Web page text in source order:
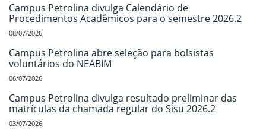
Campus Petrolina divulga Calendário de
Procedimentos Acadêmicos para o semestre 2026.2
08/07/2026
Campus Petrolina abre seleção para bolsistas
voluntários do NEABIM
06/07/2026
Campus Petrolina divulga resultado preliminar das
matrículas da chamada regular do Sisu 2026.2
03/07/2026